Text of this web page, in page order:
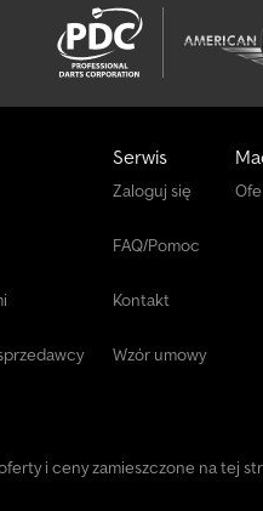
Serwis
Zaloguj się
FAQ/Pomoc
Kontakt
Wzór umowy
i ceny zamieszczone na tej